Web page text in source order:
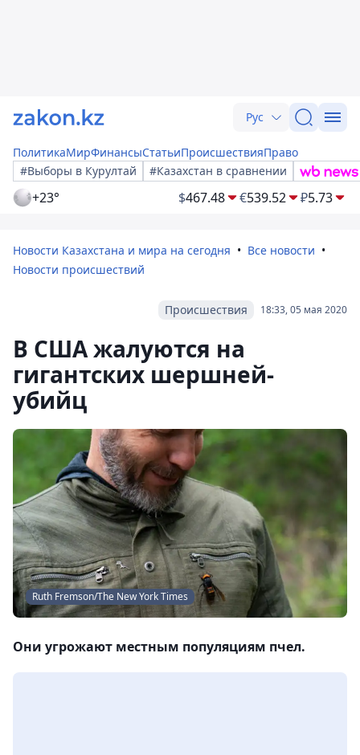
Рус
ПолитикаМирФинансыСтатьиПроисшествияПраво
#Выборы в Курултай
#Казахстан в сравнении
+23° $467.48 €539.52 ₽5.73
Новости Казахстана и мира на сегодня
Все новости
Новости происшествий
18:33, 05 мая 2020
Происшествия
В США жалуются на
гигантских шершней-
убийц
Ruth Fremson/The New York Times
Они угрожают местным популяциям пчел.